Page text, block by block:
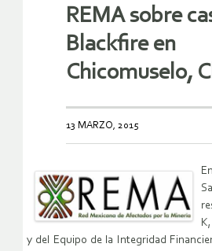
REMA sobre
Blackfire en
Chicomuselo,
13 MARZO, 2015
y del Equipo de la Integridad